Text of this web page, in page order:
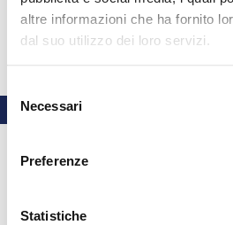
altre informazioni che ha fornito
dal suo utilizzo dei loro servizi.
delNecessari
Preferenze
Statistiche
Viale Europa - Localitá Germaneto
+39 0961-3694001 (centralino)